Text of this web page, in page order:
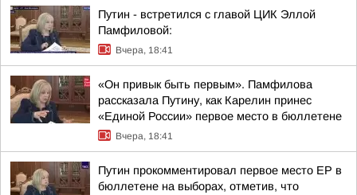
Путин - встретился с главой ЦИК Эллой
Памфиловой:
Вчера, 18:41
«Он привык быть первым». Памфилова
рассказала Путину, как Карелин принес
«Единой России» первое место в бюллетене
Вчера, 18:41
Путин прокомментировал первое место ЕР в
бюллетене на выборах, отметив, что